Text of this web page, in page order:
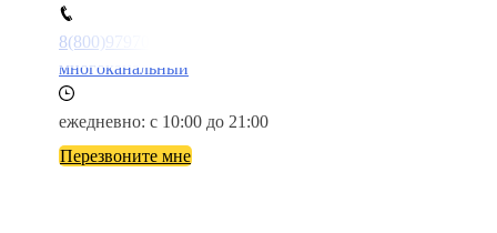
8(800)9797043
многоканальный
ежедневно: с 10:00 до 21:00
Перезвоните мне